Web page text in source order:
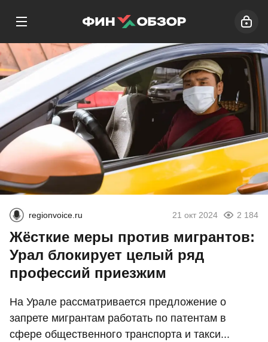
regionvoice.ru 21 окт 2024 2 184
Жёсткие меры против мигрантов:
Урал блокирует целый ряд
профессий приезжим
На Урале рассматривается предложение о
запрете мигрантам работать по патентам в
сфере общественного транспорта и такси...